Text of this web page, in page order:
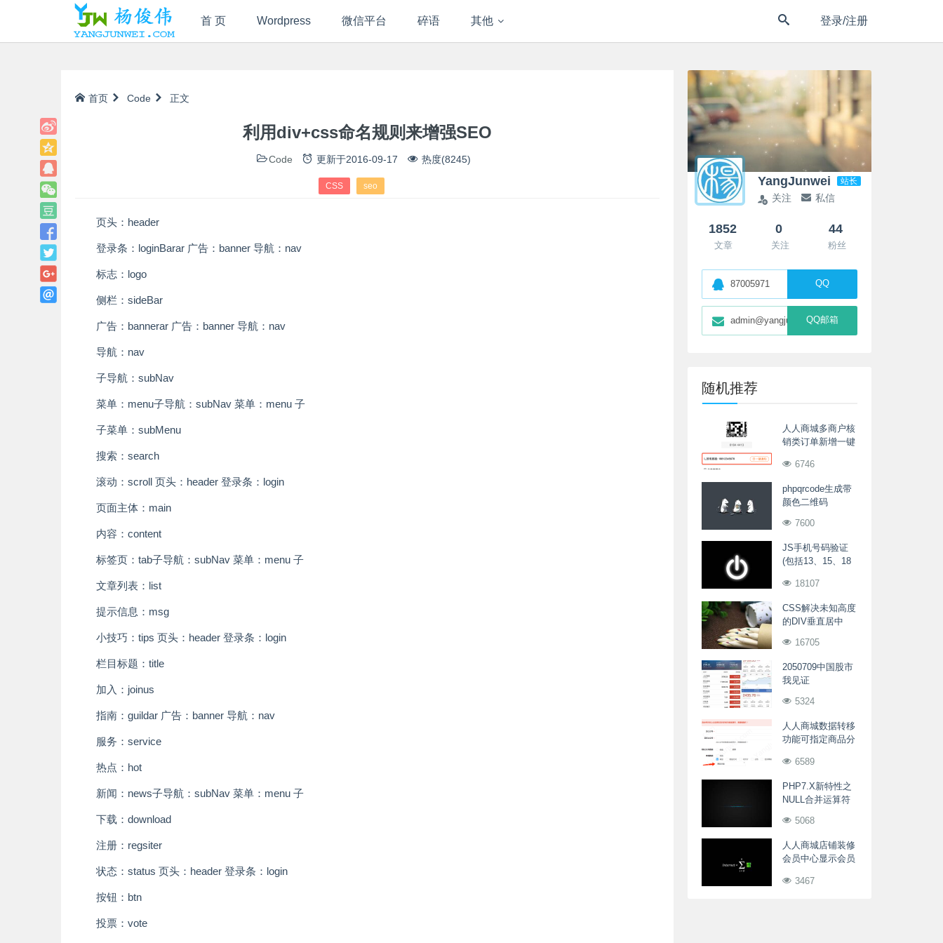
首 页 Wordpress 微信平台 碎语 其他 登录/注册
首页 Code 正文
利用div+css命名规则来增强SEO
Code 更新于2016-09-17 热度(8245)
CSS seo
页头：header
登录条：loginBarar 广告：banner 导航：nav
标志：logo
侧栏：sideBar
广告：bannerar 广告：banner 导航：nav
导航：nav
子导航：subNav
菜单：menu子导航：subNav 菜单：menu 子
子菜单：subMenu
搜索：search
滚动：scroll 页头：header 登录条：login
页面主体：main
内容：content
标签页：tab子导航：subNav 菜单：menu 子
文章列表：list
提示信息：msg
小技巧：tips 页头：header 登录条：login
栏目标题：title
加入：joinus
指南：guildar 广告：banner 导航：nav
服务：service
热点：hot
新闻：news子导航：subNav 菜单：menu 子
下载：download
注册：regsiter
状态：status 页头：header 登录条：login
按钮：btn
投票：vote
YangJunwei 站长
关注 私信
1852
文章
0
关注
44
粉丝
87005971 QQ
admin@yangjunwei.com
QQ邮箱
随机推荐
人人商城多商户核
销类订单新增一键
6746
phpqrcode生成带
颜色二维码
7600
JS手机号码验证
(包括13、15、18
18107
CSS解决未知高度
的DIV垂直居中
16705
2050709中国股市
我见证
5324
人人商城数据转移
功能可指定商品分
6589
PHP7.X新特性之
NULL合并运算符
5068
人人商城店铺装修
会员中心显示会员
3467